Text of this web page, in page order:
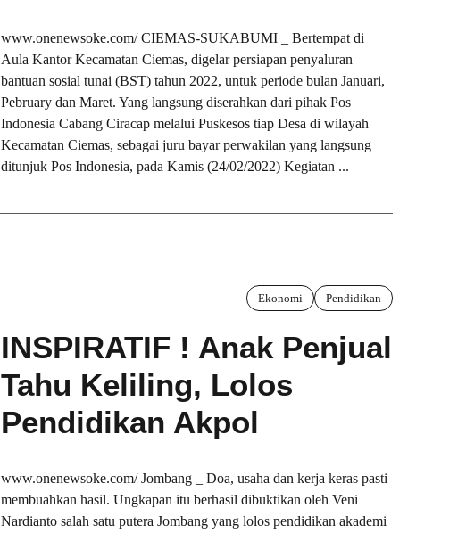
www.onenewsoke.com/ CIEMAS-SUKABUMI _ Bertempat di
Aula Kantor Kecamatan Ciemas, digelar persiapan penyaluran
bantuan sosial tunai (BST) tahun 2022, untuk periode bulan Januari,
Pebruary dan Maret. Yang langsung diserahkan dari pihak Pos
Indonesia Cabang Ciracap melalui Puskesos tiap Desa di wilayah
Kecamatan Ciemas, sebagai juru bayar perwakilan yang langsung
ditunjuk Pos Indonesia, pada Kamis (24/02/2022) Kegiatan ...
Ekonomi Pendidikan
INSPIRATIF ! Anak Penjual
Tahu Keliling, Lolos
Pendidikan Akpol
www.onenewsoke.com/ Jombang _ Doa, usaha dan kerja keras pasti
membuahkan hasil. Ungkapan itu berhasil dibuktikan oleh Veni
Nardianto salah satu putera Jombang yang lolos pendidikan akademi